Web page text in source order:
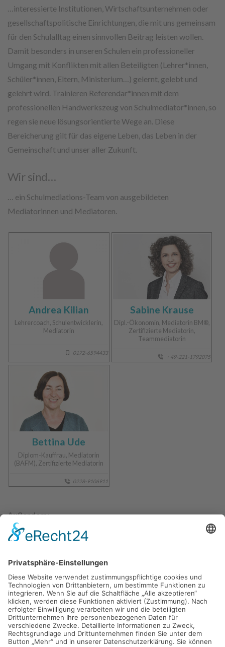
…interessierte Institutionen, Wirtschaftsunternehmen oder
gesellschaftspolitische Einrichtungen, die mit uns gemeinsam
für den Schulalltag einen sinnvollen Beitrag leisten wollen.
Damit besonders in unseren Schulen ein professioneller
Umgang mit Konflikten mit allen Beteiligten (Lehrer*innen,
Schüler*innen, Eltern, Ministerium…) gelernt, gelebt und
gelehrt wird. Trainieren Referendar*innen mit dem
professionellen Handwerkszeug von Schulmediator*innen, so
regen sie neue lösungsorientierte Wege an. Diese
Bereicherung gilt für das eigene Leben, das Leben in der
Gemeinschaft und unser aller Zukunft.
Wir sind…
… ein Schulmediations-Team von ausgebildeten
Mediatorinnen und Mediatoren.
Andrea Kilian
Lehrercoach, Schulentwicklerin,
Mediatorin
0172-6594433
Sabine Krause
Dipl.-Ökonomin, Mediatorin BM®,
Zertifizierte Mediatorin,
Teammediatorin
+ 49-221-1792075
Bettina Ude
Diplom-Kauffrau, Mediatorin
(BAFM), Zertifizierte Mediatorin
0228-9106911
Außerdem:
Dr. phil. Dr. paed. Gert Mittring
Schwerpunkt: (mathematische) Hochbegabung, Elffacher
Weltmeister im Kopfrechnen (Mind Sports Olympiad)
unterstützt das Team als Mentor.
Wir freuen uns auf Ihre Kontaktaufnahme, als Mediator*in im
Kontext Schule, Sponsor*in oder Kooperationsspartner*in!